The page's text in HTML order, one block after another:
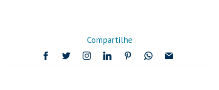
Compartilhe